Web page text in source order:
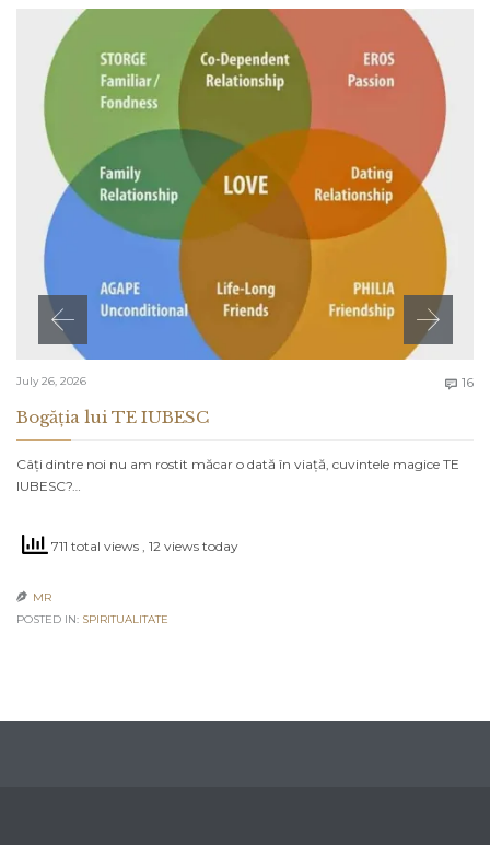
July 26, 2026  16
Bogăția lui TE IUBESC
Câți dintre noi nu am rostit măcar o dată în viață, cuvintele magice TE
IUBESC?…
711 total views , 12 views today
 MR
POSTED IN: SPIRITUALITATE